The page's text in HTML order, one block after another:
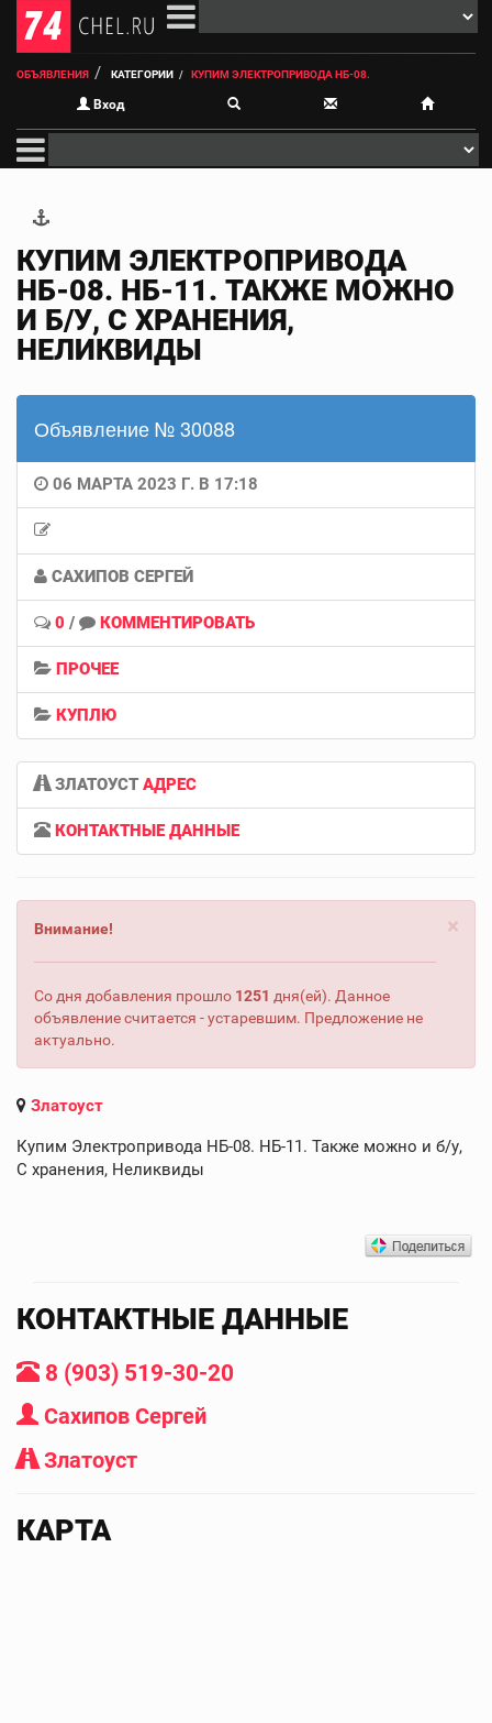
ОБЪЯВЛЕНИЯ КАТЕГОРИИ КУПИМ ЭЛЕКТРОПРИВОДА НБ-08.
Вход
КУПИМ ЭЛЕКТРОПРИВОДА
НБ-08. НБ-11. ТАКЖЕ МОЖНО
И Б/У, С ХРАНЕНИЯ,
НЕЛИКВИДЫ
Объявление № 30088
06 МАРТА 2023 Г. В 17:18
САХИПОВ СЕРГЕЙ
0 / КОММЕНТИРОВАТЬ
ПРОЧЕЕ
КУПЛЮ
ЗЛАТОУСТАДРЕС
КОНТАКТНЫЕ ДАННЫЕ
×
Внимание!
Со дня добавления прошло 1251 дня(ей). Данное
объявление считается - устаревшим. Предложение не
актуально.
Златоуст
Купим Электропривода НБ-08. НБ-11. Также можно и б/у,
С хранения, Неликвиды
КОНТАКТНЫЕ ДАННЫЕ
8 (903) 519-30-20
Сахипов Сергей
Златоуст
КАРТА